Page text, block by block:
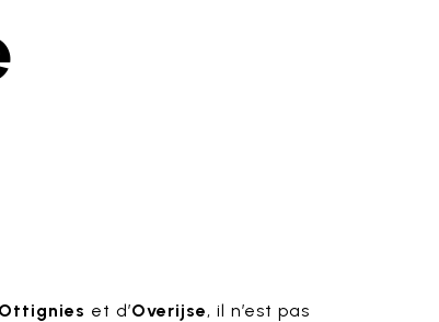
Ottignies et d’Overijse, il n’est pas